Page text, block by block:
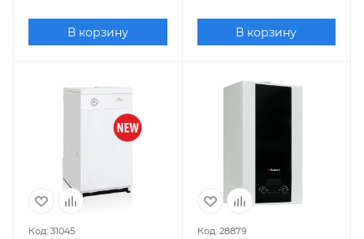
В корзину В корзину
Код: 31045
Код: 28879